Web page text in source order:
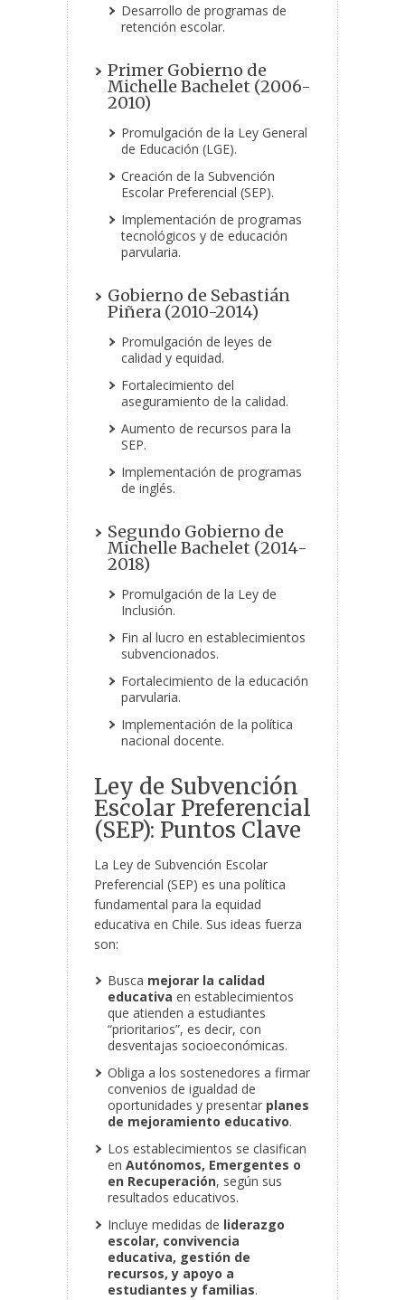
Desarrollo de programas de
retención escolar.
Primer Gobierno de
Michelle Bachelet (2006-
2010)
Promulgación de la Ley General
de Educación (LGE).
Creación de la Subvención
Escolar Preferencial (SEP).
Implementación de programas
tecnológicos y de educación
parvularia.
Gobierno de Sebastián
Piñera (2010-2014)
Promulgación de leyes de
calidad y equidad.
Fortalecimiento del
aseguramiento de la calidad.
Aumento de recursos para la
SEP.
Implementación de programas
de inglés.
Segundo Gobierno de
Michelle Bachelet (2014-
2018)
Promulgación de la Ley de
Inclusión.
Fin al lucro en establecimientos
subvencionados.
Fortalecimiento de la educación
parvularia.
Implementación de la política
nacional docente.
Ley de Subvención
Escolar Preferencial
(SEP): Puntos Clave
La Ley de Subvención Escolar
Preferencial (SEP) es una política
fundamental para la equidad
educativa en Chile. Sus ideas fuerza
son:
Busca mejorar la calidad
educativa en establecimientos
que atienden a estudiantes
“prioritarios”, es decir, con
desventajas socioeconómicas.
Obliga a los sostenedores a firmar
convenios de igualdad de
oportunidades y presentar planes
de mejoramiento educativo.
Los establecimientos se clasifican
en Autónomos, Emergentes o
en Recuperación, según sus
resultados educativos.
Incluye medidas de liderazgo
escolar, convivencia
educativa, gestión de
recursos, y apoyo a
estudiantes y familias.